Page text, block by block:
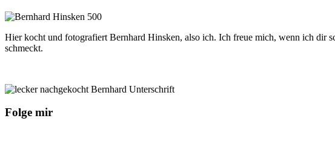
Hier kocht und fotografiert Bernhard Hinsken, also ich. Ich freue mich, wenn ich dir
schmeckt.
Folge mir